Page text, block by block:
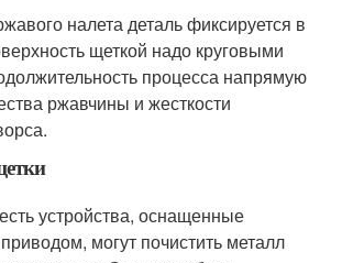
налета деталь фиксируется в
щеткой надо круговыми
процесса напрямую
ржавчины и жесткости
устройства, оснащенные
могут почистить металл